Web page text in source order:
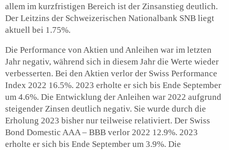
allem im kurzfristigen Bereich ist der Zinsanstieg deutlich.
Der Leitzins der Schweizerischen Nationalbank SNB liegt
aktuell bei 1.75%.
Die Performance von Aktien und Anleihen war im letzten
Jahr negativ, während sich in diesem Jahr die Werte wieder
verbesserten. Bei den Aktien verlor der Swiss Performance
Index 2022 16.5%. 2023 erholte er sich bis Ende September
um 4.6%. Die Entwicklung der Anleihen war 2022 aufgrund
steigender Zinsen deutlich negativ. Sie wurde durch die
Erholung 2023 bisher nur teilweise relativiert. Der Swiss
Bond Domestic AAA – BBB verlor 2022 12.9%. 2023
erholte er sich bis Ende September um 3.9%. Die